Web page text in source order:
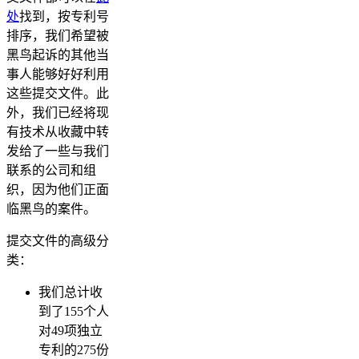
处找到，按专利号
排序，我们希望被
黑鸟起诉的其他当
事人能够好好利用
这些提交文件。此
外，我们已经将现
有技术从收藏中转
发给了一些与我们
联系的公司和组
织，因为他们正面
临黑鸟的案件。
提交文件的高级分
类：
我们总计收
到了155个人
对49项独立
专利的275份